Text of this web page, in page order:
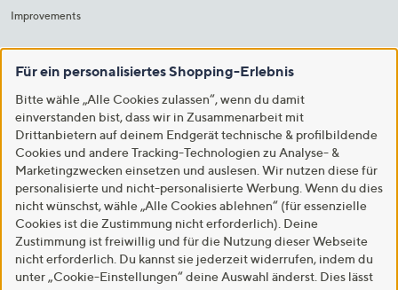
Improvements
Für ein personalisiertes Shopping-Erlebnis
Bitte wähle „Alle Cookies zulassen“, wenn du damit
einverstanden bist, dass wir in Zusammenarbeit mit
Drittanbietern auf deinem Endgerät technische & profilbildende
Cookies und andere Tracking-Technologien zu Analyse- &
Marketingzwecken einsetzen und auslesen. Wir nutzen diese für
personalisierte und nicht-personalisierte Werbung. Wenn du dies
nicht wünschst, wähle „Alle Cookies ablehnen“ (für essenzielle
Cookies ist die Zustimmung nicht erforderlich). Deine
Zustimmung ist freiwillig und für die Nutzung dieser Webseite
nicht erforderlich. Du kannst sie jederzeit widerrufen, indem du
unter „Cookie-Einstellungen“ deine Auswahl änderst. Dies lässt